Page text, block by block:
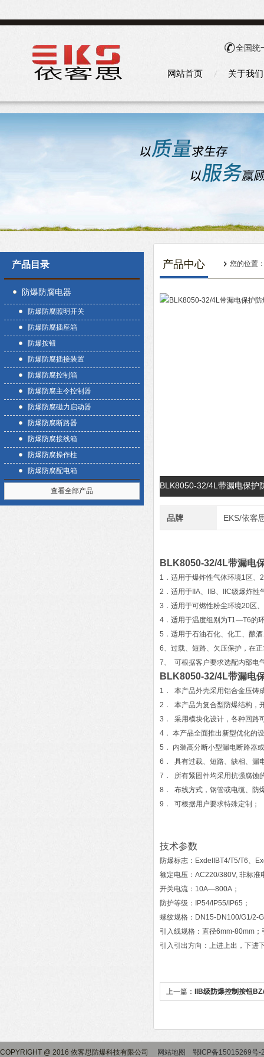
全国统
网站首页 关于我们
产品目录
防爆防腐电器
防爆防腐照明开关
防爆防腐插座箱
防爆按钮
防爆防腐插接装置
防爆防腐控制箱
防爆防腐主令控制器
防爆防腐磁力启动器
防爆防腐断路器
防爆防腐接线箱
防爆防腐操作柱
防爆防腐配电箱
查看全部产品
产品中心 您的位置
BLK8050-32/4L带漏电保护
品牌 EKS/依客
BLK8050-32/4L带漏电
1．适用于爆炸性气体环境1区、
2．适用于IIA、IIB、IIC级爆炸性
3．适用于可燃性粉尘环境20区
4．适用于温度组别为T1—T6的
5．适用于石油石化、化工、酿
6、过载、短路、欠压保护，在
7、 可根据客户要求选配内部电
BLK8050-32/4L带漏电
1． 本产品外壳采用铝合金压铸
2． 本产品为复合型防爆结构，
3． 采用模块化设计，各种回路
4． 本产品全面推出新型优化的
5． 内装高分断小型漏电断路器
6． 具有过载、短路、缺相、漏
7． 所有紧固件均采用抗强腐蚀
8． 布线方式，钢管或电缆、防
9． 可根据用户要求特殊定制；
技术参数
防爆标志：ExdeIIBT4/T5/T6、
额定电压：AC220/380V, 非标
开关电流：10A—800A；
防护等级：IP54/IP55/IP65；
螺纹规格：DN15-DN100/G1/2-
引入线规格：直径6mm-80mm
引入引出方向：上进上出，下进
上一篇： IIB级防爆控制按钮
COPYRIGHT @ 2016 依客思防爆科技有限公司 网站地图 鄂ICP备15015269号-